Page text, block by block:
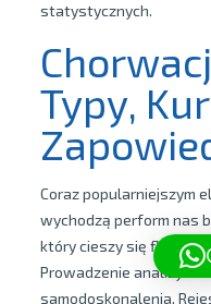
statystycznych.
Typy,
Coraz popularniejszym
wychodzą perform nas
który cieszy się flat
Prowadzenie analizy
samodoskonalenia.